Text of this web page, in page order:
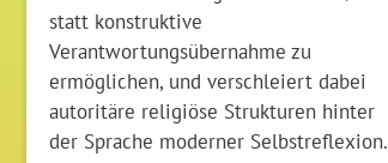
statt konstruktive
Verantwortungsübernahme zu
ermöglichen, und verschleiert dabei
autoritäre religiöse Strukturen hinter
der Sprache moderner Selbstreflexion.